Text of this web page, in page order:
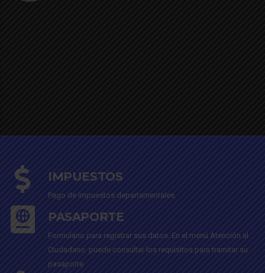
IMPUESTOS
Pago de impuestos departamentales
PASAPORTE
Formulario para registrar sus datos. En el menú Atención al
Ciudadano puede consultar los requisitos para tramitar su
pasaporte